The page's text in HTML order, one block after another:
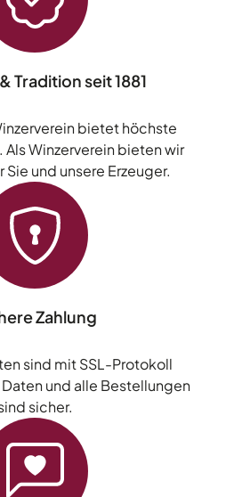
Tradition seit 1881
bietet höchste
Als Winzerverein bieten wir
Sie und unsere Erzeuger.
Zahlung
sind mit SSL-Protokoll
und alle Bestellungen
sicher.